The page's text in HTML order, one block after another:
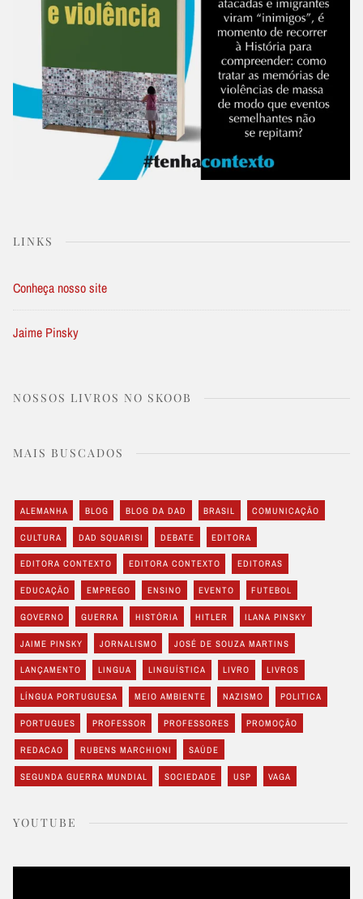
LINKS
Conheça nosso site
Jaime Pinsky
NOSSOS LIVROS NO SKOOB
MAIS BUSCADOS
ALEMANHA BLOG BLOG DA DAD BRASIL COMUNICAÇÃO
CULTURA DAD SQUARISI DEBATE EDITORA
EDITORA CONTEXTO EDITORA CONTEXTO EDITORAS
EDUCAÇÃO EMPREGO ENSINO EVENTO FUTEBOL
GOVERNO GUERRA HISTÓRIA HITLER ILANA PINSKY
JAIME PINSKY JORNALISMO JOSÉ DE SOUZA MARTINS
LANÇAMENTO LINGUA LINGUÍSTICA LIVRO LIVROS
LÍNGUA PORTUGUESA MEIO AMBIENTE NAZISMO POLITICA
PORTUGUES PROFESSOR PROFESSORES PROMOÇÃO
REDACAO RUBENS MARCHIONI SAÚDE
SEGUNDA GUERRA MUNDIAL SOCIEDADE USP VAGA
YOUTUBE